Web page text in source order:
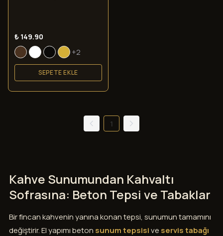
₺ 149.90
+2
SEPETE EKLE
1
Kahve Sunumundan Kahvaltı
Sofrasına: Beton Tepsi ve Tabaklar
Bir fincan kahvenin yanına konan tepsi, sunumun tamamını
değiştirir. El yapımı beton sunum tepsisive servis tabağı